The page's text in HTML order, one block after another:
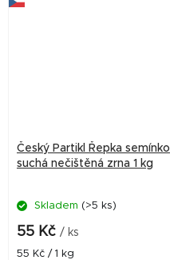
Český Partikl Řepka semínko
suchá nečištěná zrna 1 kg
Skladem (>5 ks)
55 Kč / ks
Měrná
55 Kč / 1 kg